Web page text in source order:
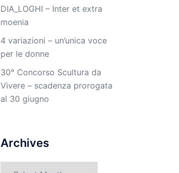
DIA_LOGHI – Inter et extra
moenia
4 variazioni – un’unica voce
per le donne
30° Concorso Scultura da
Vivere – scadenza prorogata
al 30 giugno
Archives